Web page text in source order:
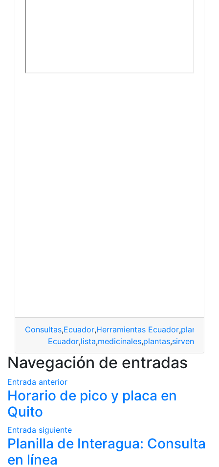
Consultas,Ecuador,Herramientas Ecuador,plantas
Ecuador,lista,medicinales,plantas,sirven
Navegación de entradas
Entrada anterior
Horario de pico y placa en
Quito
Entrada siguiente
Planilla de Interagua: Consulta
en línea